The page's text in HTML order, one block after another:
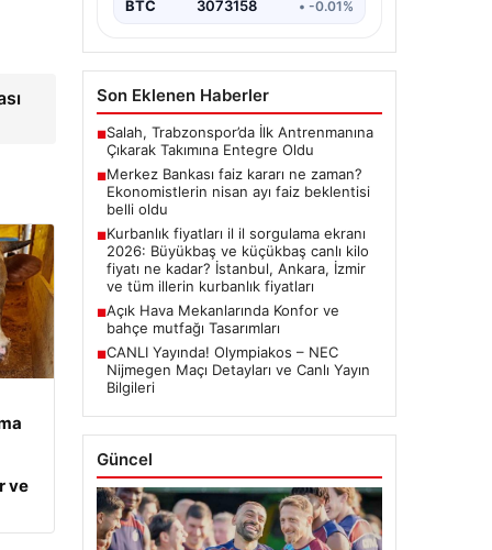
ve
BTC 3073158 • -0.01%
Son Eklenen Haberler
■Salah, Trabzonspor’da İlk Antrenmanına
Çıkarak Takımına Entegre Oldu
■Merkez Bankası faiz kararı ne zaman?
Ekonomistlerin nisan ayı faiz beklentisi
belli oldu
■Kurbanlık fiyatları il il sorgulama ekranı
2026: Büyükbaş ve küçükbaş canlı kilo
fiyatı ne kadar? İstanbul, Ankara, İzmir
ve tüm illerin kurbanlık fiyatları
■Açık Hava Mekanlarında Konfor ve
bahçe mutfağı Tasarımları
■CANLI Yayında! Olympiakos – NEC
Nijmegen Maçı Detayları ve Canlı Yayın
Bilgileri
Güncel